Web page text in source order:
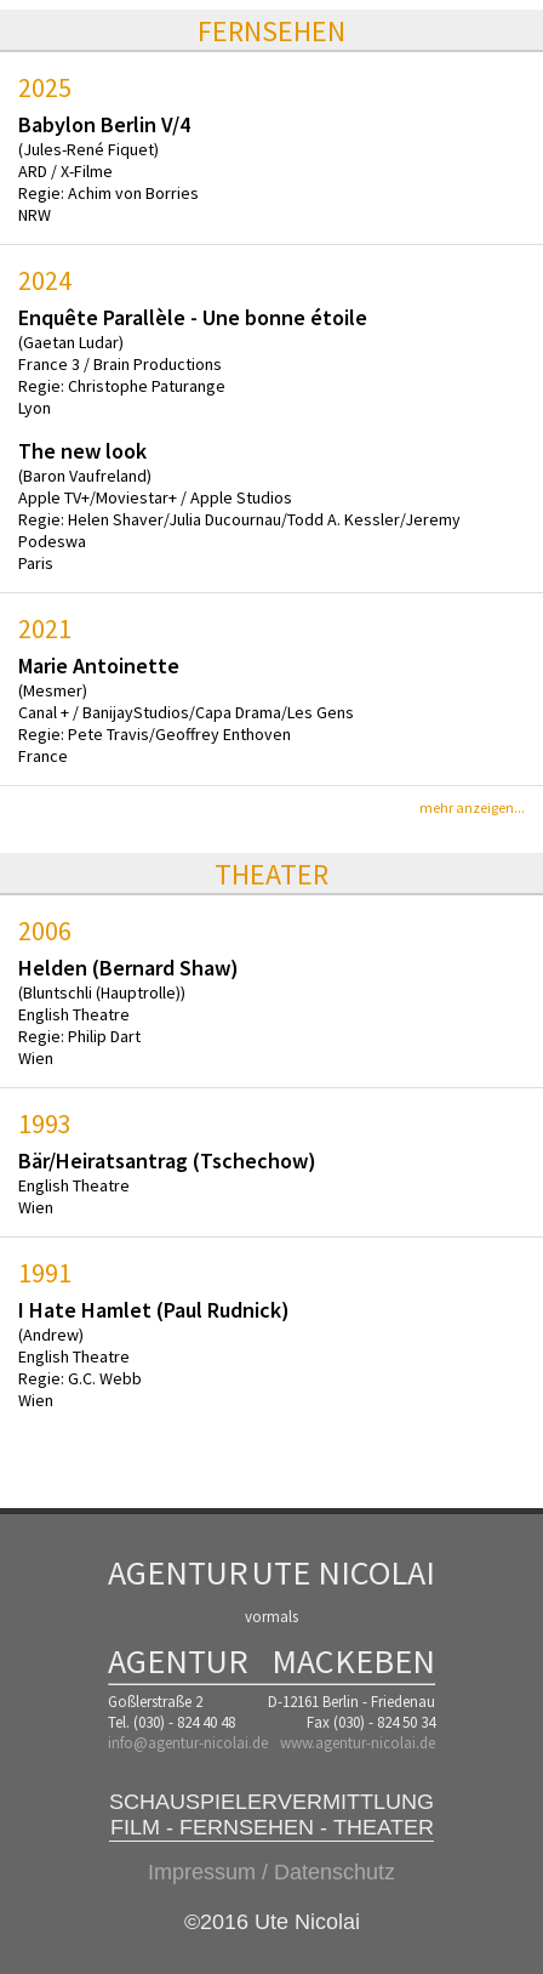
FERNSEHEN
2025
Babylon Berlin V/4
(Jules-René Fiquet)
ARD / X-Filme
Regie: Achim von Borries
NRW
2024
Enquête Parallèle - Une bonne étoile
(Gaetan Ludar)
France 3 / Brain Productions
Regie: Christophe Paturange
Lyon
The new look
(Baron Vaufreland)
Apple TV+/Moviestar+ / Apple Studios
Regie: Helen Shaver/Julia Ducournau/Todd A. Kessler/Jeremy
Podeswa
Paris
2021
Marie Antoinette
(Mesmer)
Canal + / BanijayStudios/Capa Drama/Les Gens
Regie: Pete Travis/Geoffrey Enthoven
France
mehr anzeigen...
THEATER
2006
Helden (Bernard Shaw)
(Bluntschli (Hauptrolle))
English Theatre
Regie: Philip Dart
Wien
1993
Bär/Heiratsantrag (Tschechow)
English Theatre
Wien
1991
I Hate Hamlet (Paul Rudnick)
(Andrew)
English Theatre
Regie: G.C. Webb
Wien
AGENTURUTE NICOLAI
vormals
AGENTUR MACKEBEN
Goßlerstraße 2
D-12161 Berlin - Friedenau
Tel. (030) - 824 40 48
Fax (030) - 824 50 34
info@agentur-nicolai.de www.agentur-nicolai.de
SCHAUSPIELERVERMITTLUNG
FILM - FERNSEHEN - THEATER
Impressum / Datenschutz
©2016 Ute Nicolai